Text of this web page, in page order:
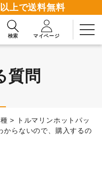
上で送料無料
検索 マイページ
質問
>
トルマリンホットパッ
からないので、購入するの